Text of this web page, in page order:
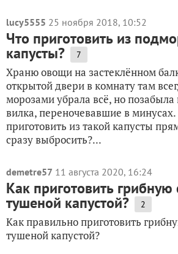
lucy5555 25 ноября 2018, 10:52
Что приготовить из
капусты? 7
Храню овощи на застеклённом
открытой двери в комнату там
морозами убрала всё, но позабыла
вилка, переночевавшие в
приготовить из такой капусты
сразу выбросить?...
demetre57 11 августа 2020, 16:24
Как приготовить грибную
тушеной капустой? 2
Как правильно приготовить
тушеной капустой?